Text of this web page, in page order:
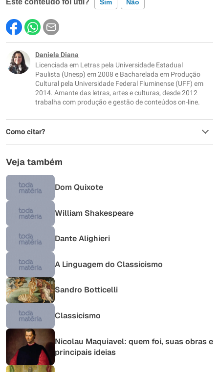
Este conteúdo foi útil? Sim Não
Este conteúdo contém informação incorreta
Este conteúdo não tem a informação que procuro
Outro
Daniela Diana
Licenciada em Letras pela Universidade Estadual
Paulista (Unesp) em 2008 e Bacharelada em Produção
Cultural pela Universidade Federal Fluminense (UFF) em
2014. Amante das letras, artes e culturas, desde 2012
trabalha com produção e gestão de conteúdos on-line.
Como citar?
Veja também
Dom Quixote
William Shakespeare
Dante Alighieri
A Linguagem do Classicismo
Sandro Botticelli
Classicismo
Nicolau Maquiavel: quem foi, suas obras e
principais ideias